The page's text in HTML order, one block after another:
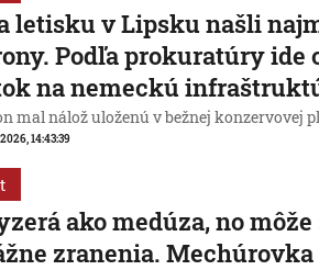
letisku v Lipsku našli
Podľa prokuratúry ide
na nemeckú
mal nálož uloženú v bežnej konzervovej
14:43:39
ako medúza, no
zranenia. Mechúrovka